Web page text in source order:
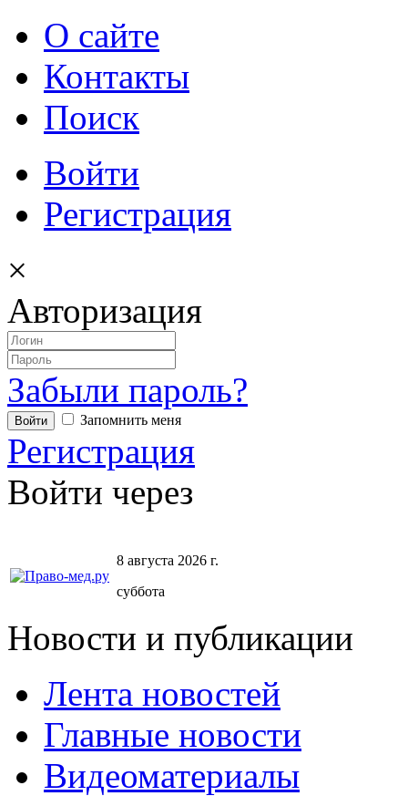
О сайте
Контакты
Поиск
Войти
Регистрация
×
Авторизация
Забыли пароль?
Запомнить меня
Регистрация
Войти через
8 августа 2026 г.
суббота
Новости и публикации
Лента новостей
Главные новости
Видеоматериалы